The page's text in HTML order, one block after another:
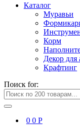
Каталог
Муравьи
Корм
Декор для
Крафтинг
Поиск for:
0 0 Р